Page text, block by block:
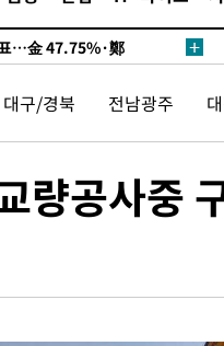
표…金 47.75%·鄭
번 의미보단 팀 위해 뛸
㎜ '강한 비'[내일날씨]
고, 많은 트로피 원해 아틀
엔 호의주의보
명 돌파
가 1.3억원
에 숨진 채 발견
대구/경북 전남광주
량공사중